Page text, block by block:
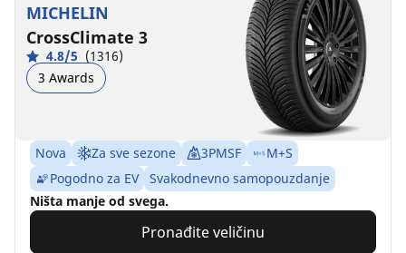
MICHELIN
CrossClimate 3
4.8/5 (1316)
3 Awards
Nova Za sve sezone 3PMSF
M+S
Pogodno za EV
Svakodnevno samopouzdanje
Ništa manje od svega.
Pronađite veličinu